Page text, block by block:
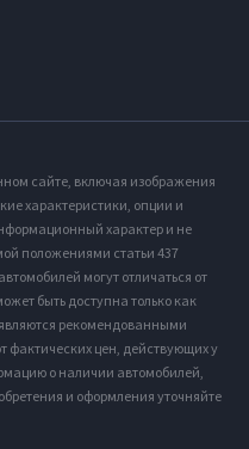
сайте, включая изображения
характеристики, опции и
характер и не
положениями статьи 437
могут отличаться от
быть доступна только как
рекомендованными
фактических цен, действующих у
о наличии автомобилей,
и оформления уточняйте